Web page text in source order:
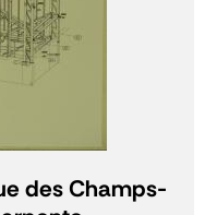
des Champs-